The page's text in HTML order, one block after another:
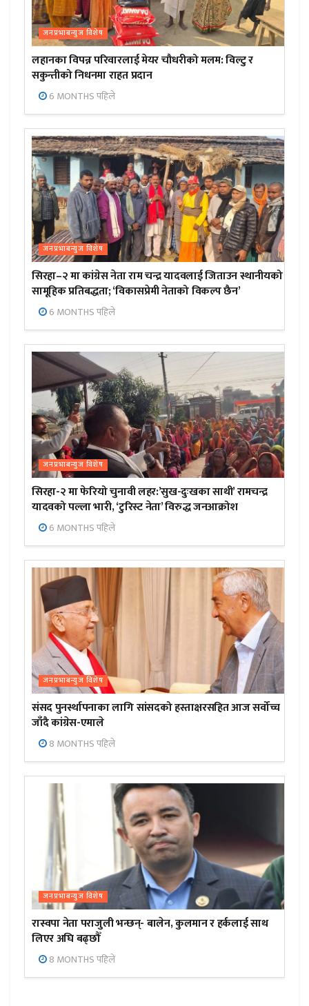
जनप्रभाबन्युज विशेष
लहानका विपन्न परिवारलाई मेयर चौधरीको मलम: विल्टु र
सकुन्तीको निधनमा राहत प्रदान
6 MONTHS पहिले
जनप्रभाबन्युज विशेष
सिरहा–२ मा कांग्रेस नेता राम चन्द्र यादवलाई जिताउन स्थानीयको
सामूहिक प्रतिबद्धता; ‘विकासप्रेमी नेताको विकल्प छैन’
6 MONTHS पहिले
जनप्रभाबन्युज विशेष
सिरहा-२ मा फेरियो चुनावी लहर:’सुख-दुःखका साथी’ रामचन्द्र
यादवको पल्ला भारी, ‘टुरिस्ट नेता’ विरुद्ध जनआक्रोश
6 MONTHS पहिले
जनप्रभाबन्युज विशेष
संसद पुनर्स्थापनाका लागि सांसदको हस्ताक्षरसहित आज सर्वोच्च
जाँदै कांग्रेस-एमाले
8 MONTHS पहिले
जनप्रभाबन्युज विशेष
रास्वपा नेता पराजुली भन्छन्- बालेन, कुलमान र हर्कलाई साथ
लिएर अघि बढ्छौँ
8 MONTHS पहिले